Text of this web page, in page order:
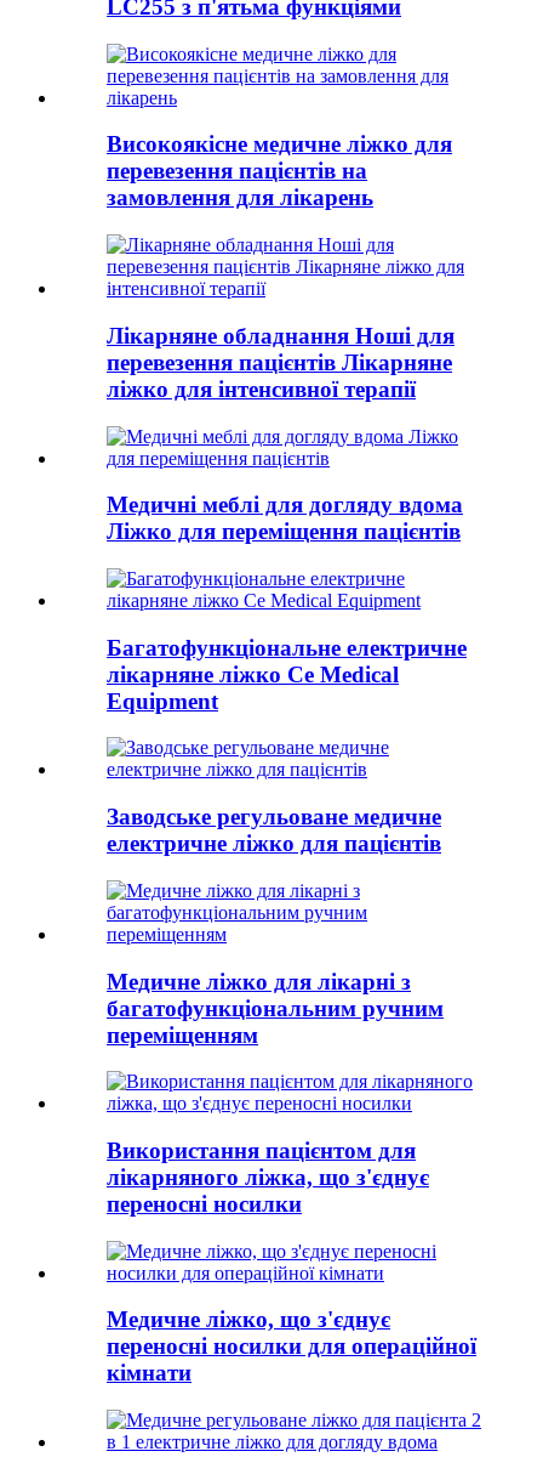
LC255 з п'ятьма функціями
Високоякісне медичне ліжко для
перевезення пацієнтів на
замовлення для лікарень
Лікарняне обладнання Ноші для
перевезення пацієнтів Лікарняне
ліжко для інтенсивної терапії
Медичні меблі для догляду вдома
Ліжко для переміщення пацієнтів
Багатофункціональне електричне
лікарняне ліжко Ce Medical
Equipment
Заводське регульоване медичне
електричне ліжко для пацієнтів
Медичне ліжко для лікарні з
багатофункціональним ручним
переміщенням
Використання пацієнтом для
лікарняного ліжка, що з'єднує
переносні носилки
Медичне ліжко, що з'єднує
переносні носилки для операційної
кімнати